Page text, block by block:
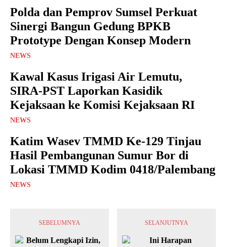
Polda dan Pemprov Sumsel Perkuat
Sinergi Bangun Gedung BPKB
Prototype Dengan Konsep Modern
NEWS
Kawal Kasus Irigasi Air Lemutu,
SIRA-PST Laporkan Kasidik
Kejaksaan ke Komisi Kejaksaan RI
NEWS
Katim Wasev TMMD Ke-129 Tinjau
Hasil Pembangunan Sumur Bor di
Lokasi TMMD Kodim 0418/Palembang
NEWS
SEBELUMNYA SELANJUTNYA